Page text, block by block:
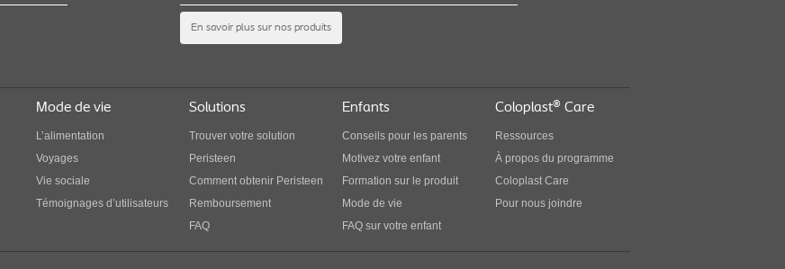
Becky* : garder la forme physique
malgré le handicap
active malgré son accident
Comment réussir avec les jeunes
durable.
En savoir plus sur nos produits
Mode de vie
L’alimentation
Voyages
Vie sociale
Témoignages d’utilisateurs
Solutions
Trouver votre solution
Peristeen
Comment obtenir Peristeen
Remboursement
FAQ
Enfants
Conseils pour les parents
Motivez votre enfant
Formation sur le produit
Mode de vie
FAQ sur votre enfant
Coloplast® Care
Ressources
À propos du programme
Coloplast Care
Pour nous joindre